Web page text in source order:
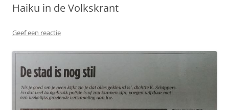
Haiku in de Volkskrant
Geef een reactie